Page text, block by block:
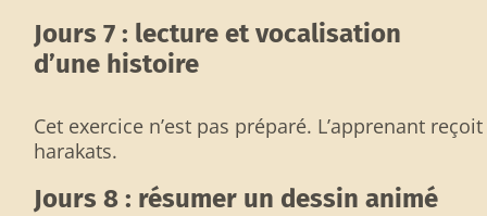
Jours 7 : lecture et vocalisation
d’une histoire
Cet exercice n’est pas préparé. L’apprenant
harakats.
Jours 8 : résumer un dessin animé